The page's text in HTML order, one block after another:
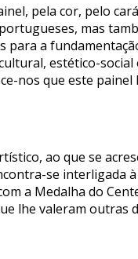
pela cor, pelo
mas
a
estético-
nos que este
ao que se
se interligada
a Medalha do
lhe valeram outras